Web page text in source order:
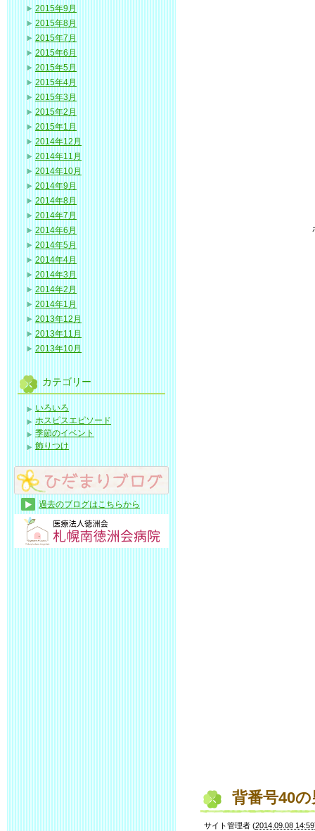
背番号40の
サイト管理者 (2014.09.08 14:59
2015年9月
2015年8月
2015年7月
2015年6月
2015年5月
2015年4月
2015年3月
2015年2月
2015年1月
2014年12月
2014年11月
2014年10月
2014年9月
2014年8月
2014年7月
2014年6月
2014年5月
2014年4月
2014年3月
2014年2月
2014年1月
2013年12月
2013年11月
2013年10月
カテゴリー
いろいろ
ホスピスエピソード
季節のイベント
飾りつけ
過去のブログはこちらから